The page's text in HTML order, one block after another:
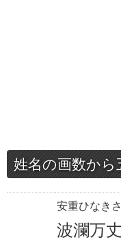
姓名の画数から
安重ひなき
波瀾万